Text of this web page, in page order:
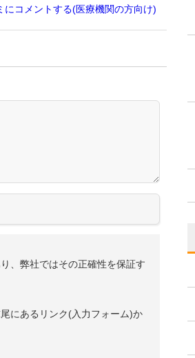
コメントする(医療機関の方向け)
、弊社ではその正確性を保証す
にあるリンク(入力フォーム)か